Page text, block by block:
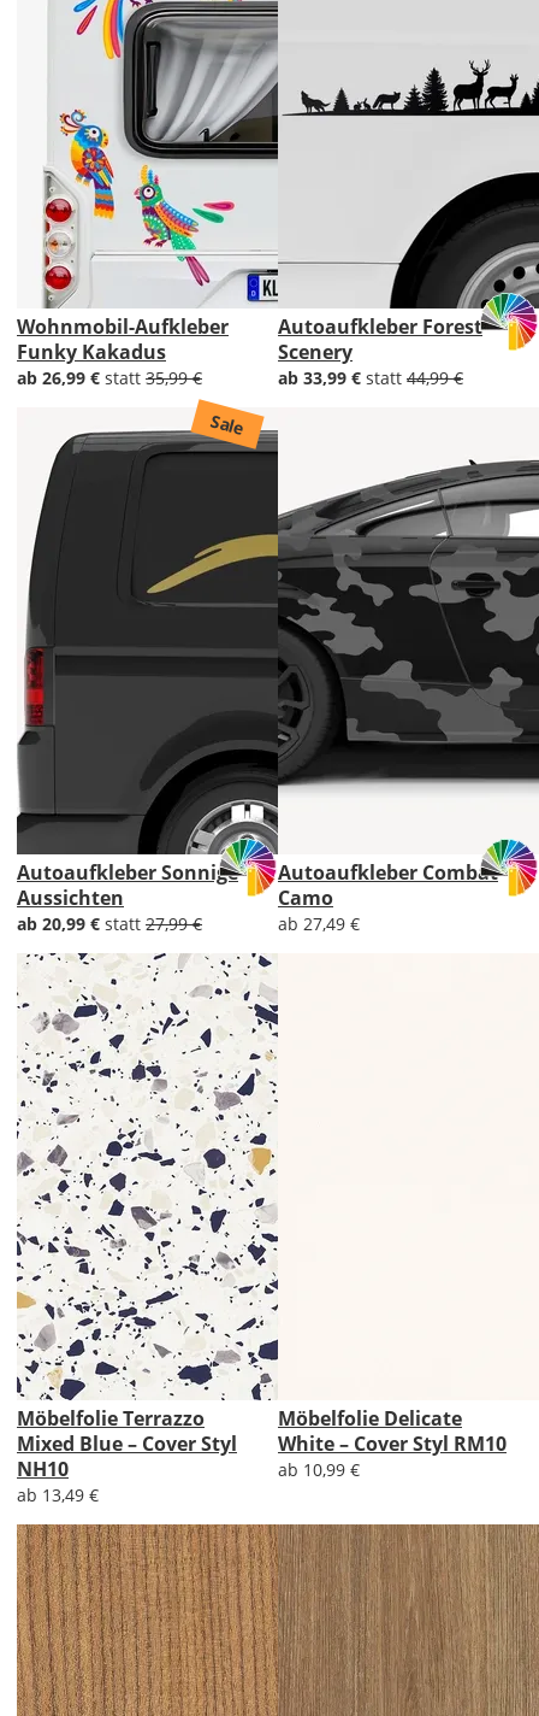
Wohnmobil-Aufkleber
Funky Kakadus
ab 26,99 € statt 35,99 €
Autoaufkleber Forest
Scenery
ab 33,99 € statt 44,99 €
Sale
Autoaufkleber Sonnige
Aussichten
ab 20,99 € statt 27,99 €
Autoaufkleber Combat
Camo
ab 27,49 €
Möbelfolie Terrazzo
Mixed Blue – Cover Styl
NH10
ab 13,49 €
Möbelfolie Delicate
White – Cover Styl RM10
ab 10,99 €